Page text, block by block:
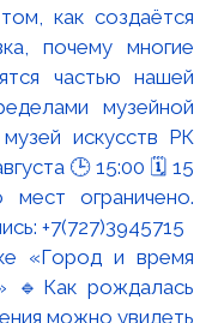
«Город и время
🔹Как рождалась
можно увидеть